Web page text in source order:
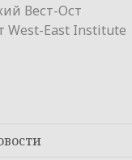
Вест-Ост
West-East Institute